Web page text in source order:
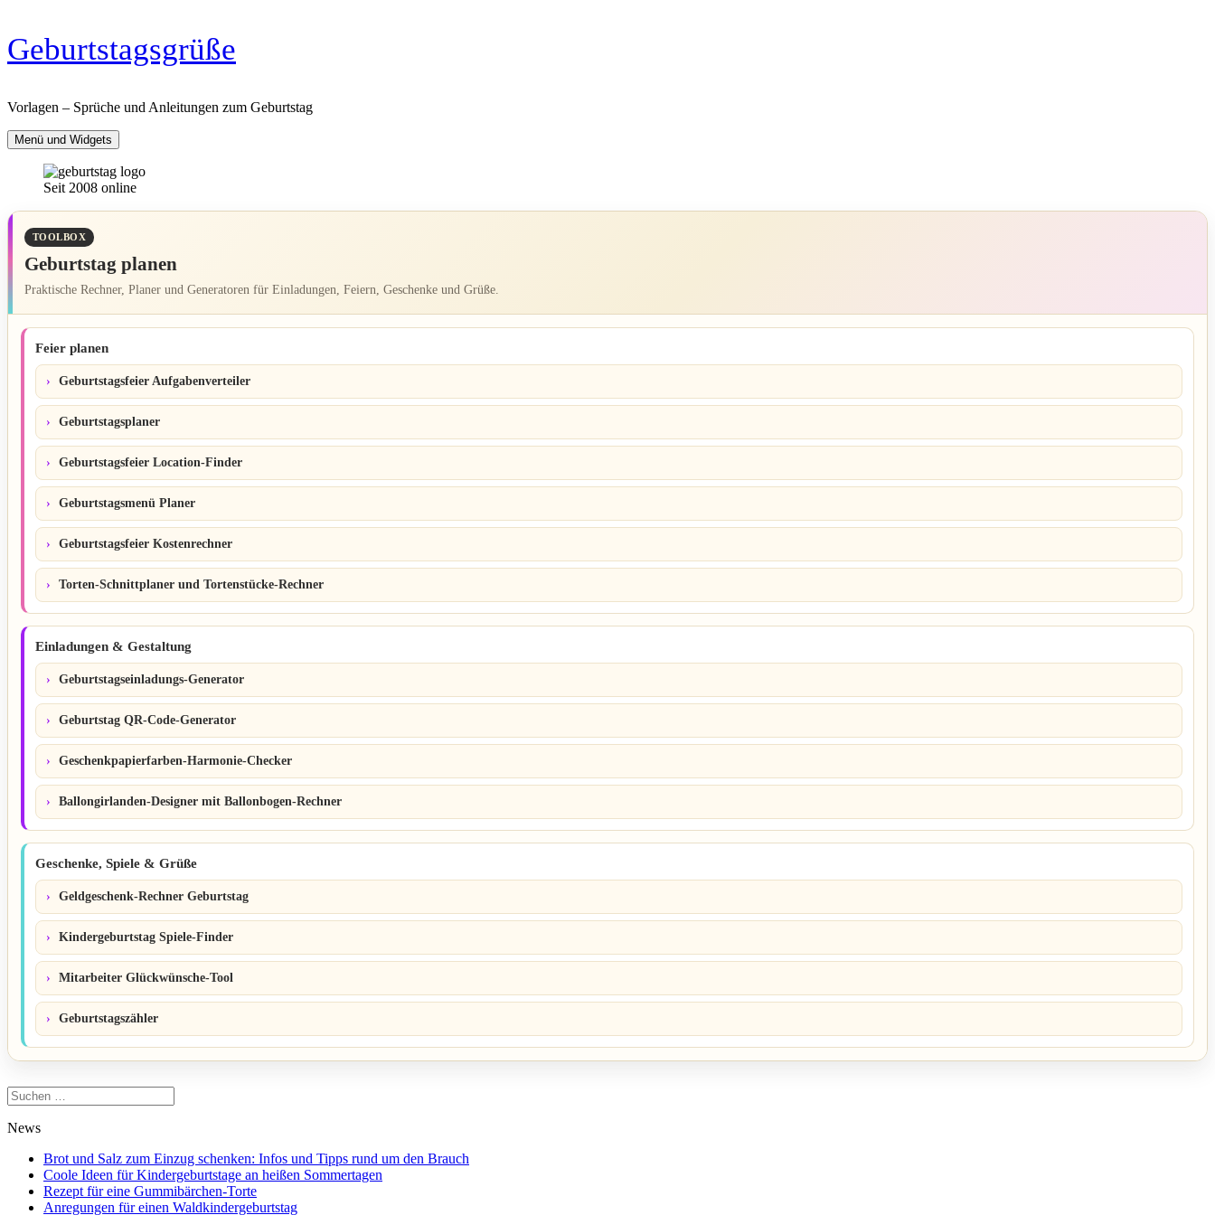
Zum
Inhalt
Geburtstagsgrüße
Vorlagen – Sprüche und Anleitungen zum Geburtstag
Menü und Widgets
Seit 2008 online
TOOLBOX
Geburtstag planen
Praktische Rechner, Planer und Generatoren für Einladungen, Feiern, Geschenke und Grüße.
Feier planen
Geburtstagsfeier Aufgabenverteiler
Geburtstagsplaner
Geburtstagsfeier Location-Finder
Geburtstagsmenü Planer
Geburtstagsfeier Kostenrechner
Torten-Schnittplaner und Tortenstücke-Rechner
Einladungen & Gestaltung
Geburtstagseinladungs-Generator
Geburtstag QR-Code-Generator
Geschenkpapierfarben-Harmonie-Checker
Ballongirlanden-Designer mit Ballonbogen-Rechner
Geschenke, Spiele & Grüße
Geldgeschenk-Rechner Geburtstag
Kindergeburtstag Spiele-Finder
Mitarbeiter Glückwünsche-Tool
Geburtstagszähler
Suchen
nach:
News
Brot und Salz zum Einzug schenken: Infos und Tipps rund um den Brauch
Coole Ideen für Kindergeburtstage an heißen Sommertagen
Rezept für eine Gummibärchen-Torte
Anregungen für einen Waldkindergeburtstag